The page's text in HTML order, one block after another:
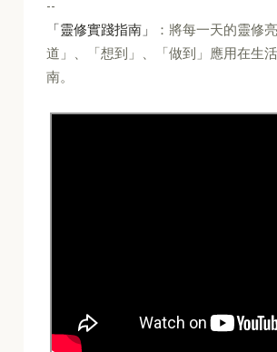
--
「靈修實踐指南」
：將每一天的靈修
道」、「想到」、「做到」應用在生
南。